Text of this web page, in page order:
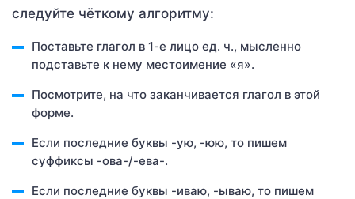
следуйте чёткому алгоритму:
Поставьте глагол в 1-е лицо ед. ч., мысленно
подставьте к нему местоимение «я».
Посмотрите, на что заканчивается глагол в этой
форме.
Если последние буквы -ую, -юю, то пишем
суффиксы -ова-/-ева-.
Если последние буквы -иваю, -ываю, то пишем